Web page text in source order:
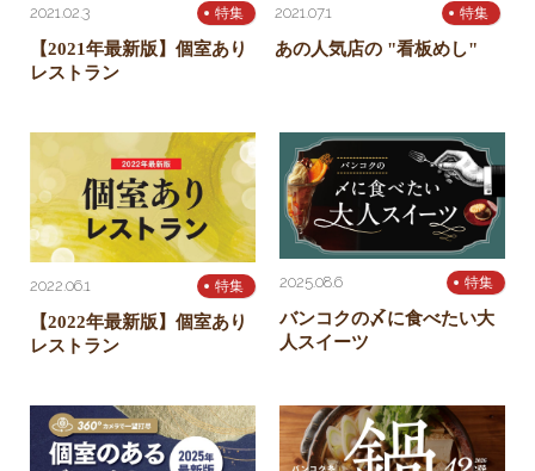
2021.02.3 特集
【2021年最新版】個室あり
レストラン
2021.07.1 特集
あの人気店の "看板めし"
2022.06.1 特集
【2022年最新版】個室あり
レストラン
2025.08.6 特集
バンコクの〆に食べたい大
人スイーツ